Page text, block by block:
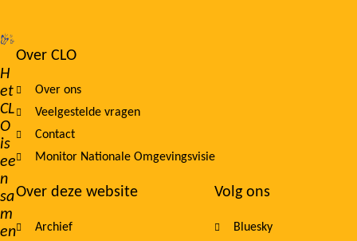
H
et
CL
O
is
ee
n
sa
m
en
Footer
navigation
Over CLO
Over ons
Veelgestelde vragen
Contact
Monitor Nationale Omgevingsvisie
Over deze website
Archief
Volg ons
Bluesky